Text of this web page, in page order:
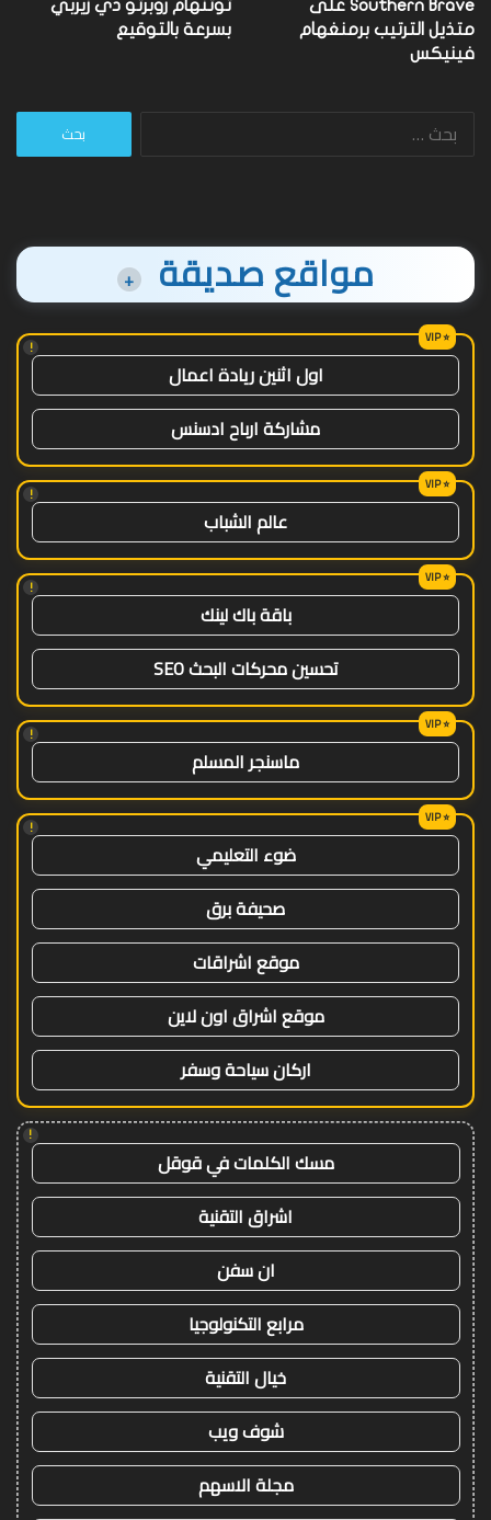
Southern Brave على
متذيل الترتيب برمنغهام
فينيكس
توتنهام روبرتو دي زيربي
بسرعة بالتوقيع
البحث
مواقع صديقة +
!
اول اثنين ريادة اعمال
مشاركة ارباح ادسنس
!
عالم الشباب
!
باقة باك لينك
تحسين محركات البحث SEO
!
ماسنجر المسلم
!
ضوء التعليمي
صحيفة برق
موقع اشراقات
موقع اشراق اون لاين
اركان سياحة وسفر
!
مسك الكلمات في قوقل
اشراق التقنية
ان سفن
مرابع التكنولوجيا
خيال التقنية
شوف ويب
مجلة الاسهم